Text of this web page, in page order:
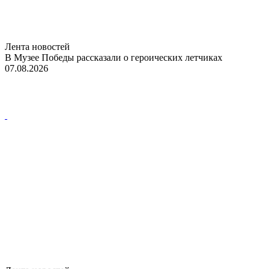
Лента новостей
В Музее Победы рассказали о героических летчиках
07.08.2026